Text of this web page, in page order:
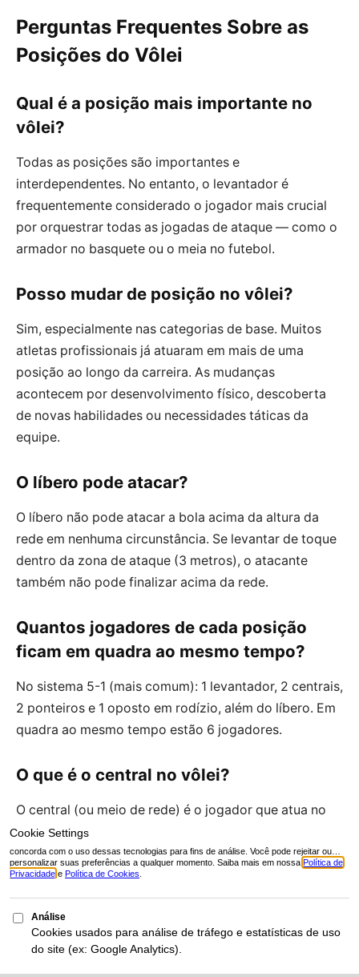
Perguntas Frequentes Sobre as
Posições do Vôlei
Qual é a posição mais importante no
vôlei?
Todas as posições são importantes e
interdependentes. No entanto, o levantador é
frequentemente considerado o jogador mais crucial
por orquestrar todas as jogadas de ataque — como o
armador no basquete ou o meia no futebol.
Posso mudar de posição no vôlei?
Sim, especialmente nas categorias de base. Muitos
atletas profissionais já atuaram em mais de uma
posição ao longo da carreira. As mudanças
acontecem por desenvolvimento físico, descoberta
de novas habilidades ou necessidades táticas da
equipe.
O líbero pode atacar?
O líbero não pode atacar a bola acima da altura da
rede em nenhuma circunstância. Se levantar de toque
dentro da zona de ataque (3 metros), o atacante
também não pode finalizar acima da rede.
Quantos jogadores de cada posição
ficam em quadra ao mesmo tempo?
No sistema 5-1 (mais comum): 1 levantador, 2 centrais,
2 ponteiros e 1 oposto em rodízio, além do líbero. Em
quadra ao mesmo tempo estão 6 jogadores.
O que é o central no vôlei?
O central (ou meio de rede) é o jogador que atua no
centro da quadra, especializado em ataques rápidos e
na formação de bloqueios. É geralmente o atleta mais
alto da equipe.
Por que o líbero usa uniforme diferente?
O uniforme diferente facilita a identificação pelos